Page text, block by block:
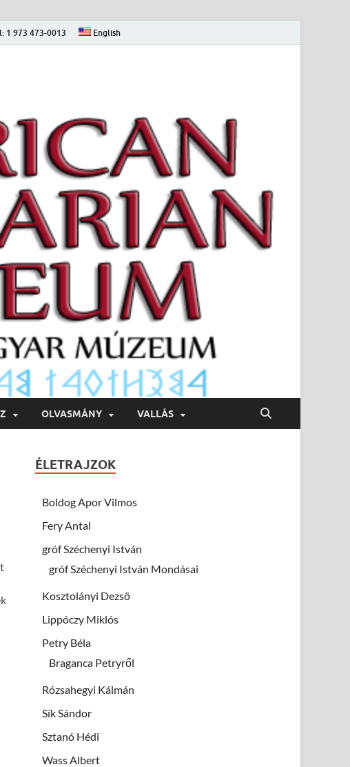
1 973 473-0013 English
OLVASMÁNY VALLÁS
ÉLETRAJZOK
Boldog Apor Vilmos
Fery Antal
gróf Széchenyi István
gróf Széchenyi István Mondásai
Kosztolányi Dezsö
Lippóczy Miklós
Petry Béla
Braganca Petryről
Rózsahegyi Kálmán
Sík Sándor
Sztanó Hédi
Wass Albert